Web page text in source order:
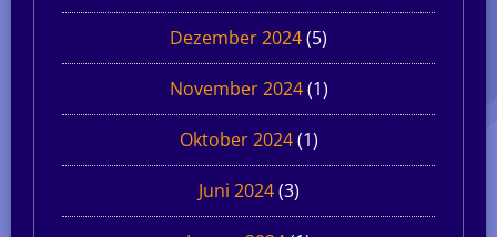
Dezember 2024(5)
November 2024(1)
Oktober 2024(1)
Juni 2024(3)